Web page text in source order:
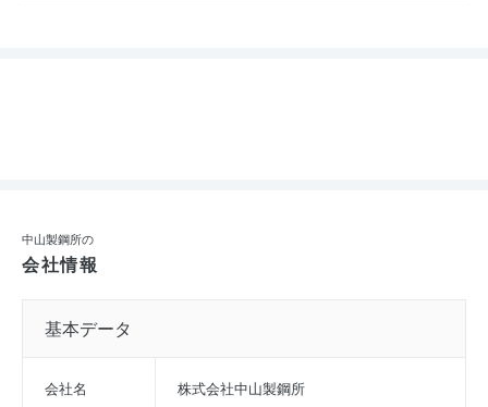
中山製鋼所の
会社情報
基本データ
会社名 株式会社中山製鋼所